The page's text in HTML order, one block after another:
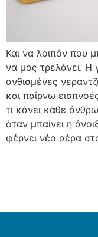
Και να λοιπόν που
να μας τρελάνει. Η
ανθισμένες
και παίρνω
τι κάνει κάθε
όταν μπαίνει η
φέρνει νέο αέρα